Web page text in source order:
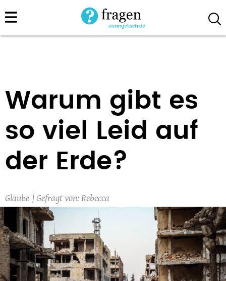
Direkt
zum
Warum gibt es
so viel Leid auf
der Erde?
Glaube Rebecca